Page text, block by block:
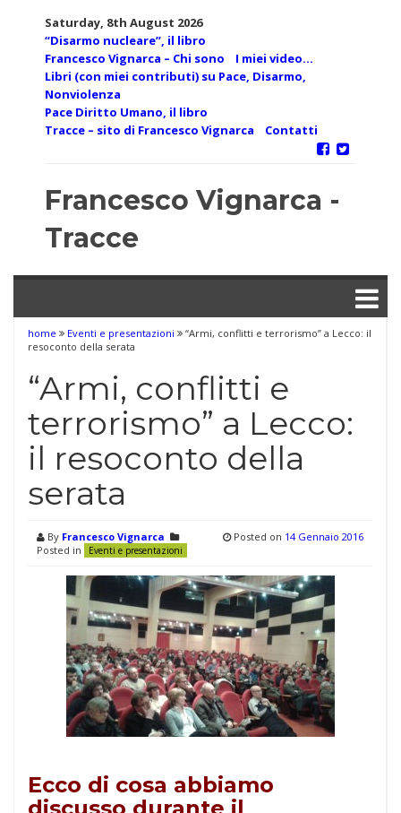
Saturday, 8th August 2026
“Disarmo nucleare”, il libro
Francesco Vignarca – Chi sono
I miei video…
Libri (con miei contributi) su Pace, Disarmo,
Nonviolenza
Pace Diritto Umano, il libro
Tracce – sito di Francesco Vignarca
Contatti
Francesco Vignarca -
Tracce
home Eventi e presentazioni
“Armi, conflitti e terrorismo” a Lecco: il
resoconto della serata
“Armi, conflitti e
terrorismo” a Lecco:
il resoconto della
serata
By Francesco Vignarca
Posted in
Eventi e presentazioni
Posted on 14 Gennaio 2016
Ecco di cosa abbiamo